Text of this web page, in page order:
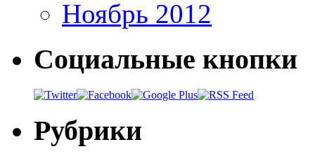
Ноябрь 2012
Социальные кнопки
Рубрики